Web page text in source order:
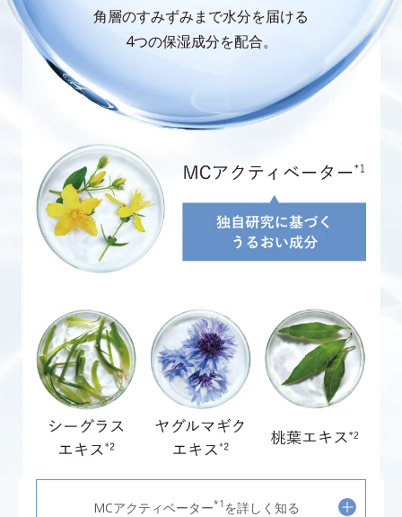
角層のすみずみまで水分を届ける
4つの保湿成分を配合。
MCアクティベーター*1 を詳しく知る